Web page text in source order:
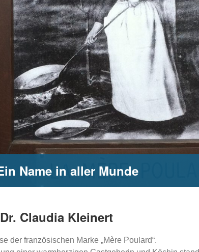
Name in aller Munde
Claudia Kleinert
der französischen Marke „Mère Poulard“.